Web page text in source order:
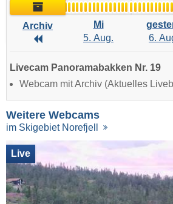
Archiv
Archiv
Archiv
Mi
5. Aug.
6.
Livecam Panoramabakken Nr. 19
Webcam mit Archiv (Aktuelles
Weitere Webcams
im Skigebiet Norefjell
Live